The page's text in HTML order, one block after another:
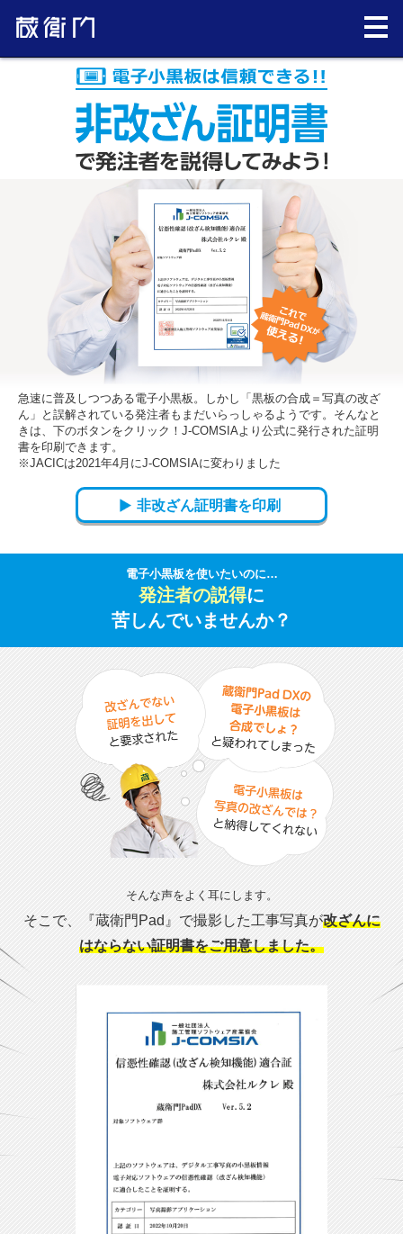
急速に普及しつつある電子小黒板。しかし「黒板の合成＝写真の改ざ
ん」と誤解されている発注者もまだいらっしゃるようです。そんなと
きは、下のボタンをクリック！J-COMSIAより公式に発行された証明
書を印刷できます。
※JACICは2021年4月にJ-COMSIAに変わりました
非改ざん証明書を印刷
電子小黒板を使いたいのに…
発注者の説得に
苦しんでいませんか？
そんな声をよく耳にします。
そこで、『蔵衛門Pad』で撮影した工事写真が改ざんに
はならない証明書をご用意しました。